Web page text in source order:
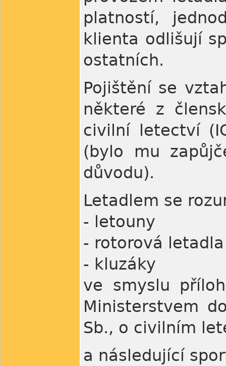
platností,
klienta odlišují
ostatních.
Pojištění se
některé z
civilní letectví
(bylo mu
důvodu).
Letadlem se
- letouny
- rotorová
- kluzáky
ve smyslu
Ministerstvem
Sb., o civilním
a následující